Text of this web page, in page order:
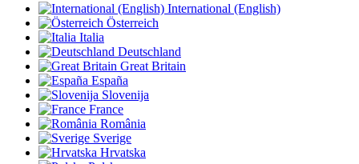
International (English)
Österreich
Italia
Deutschland
Great Britain
España
Slovenija
France
România
Sverige
Hrvatska